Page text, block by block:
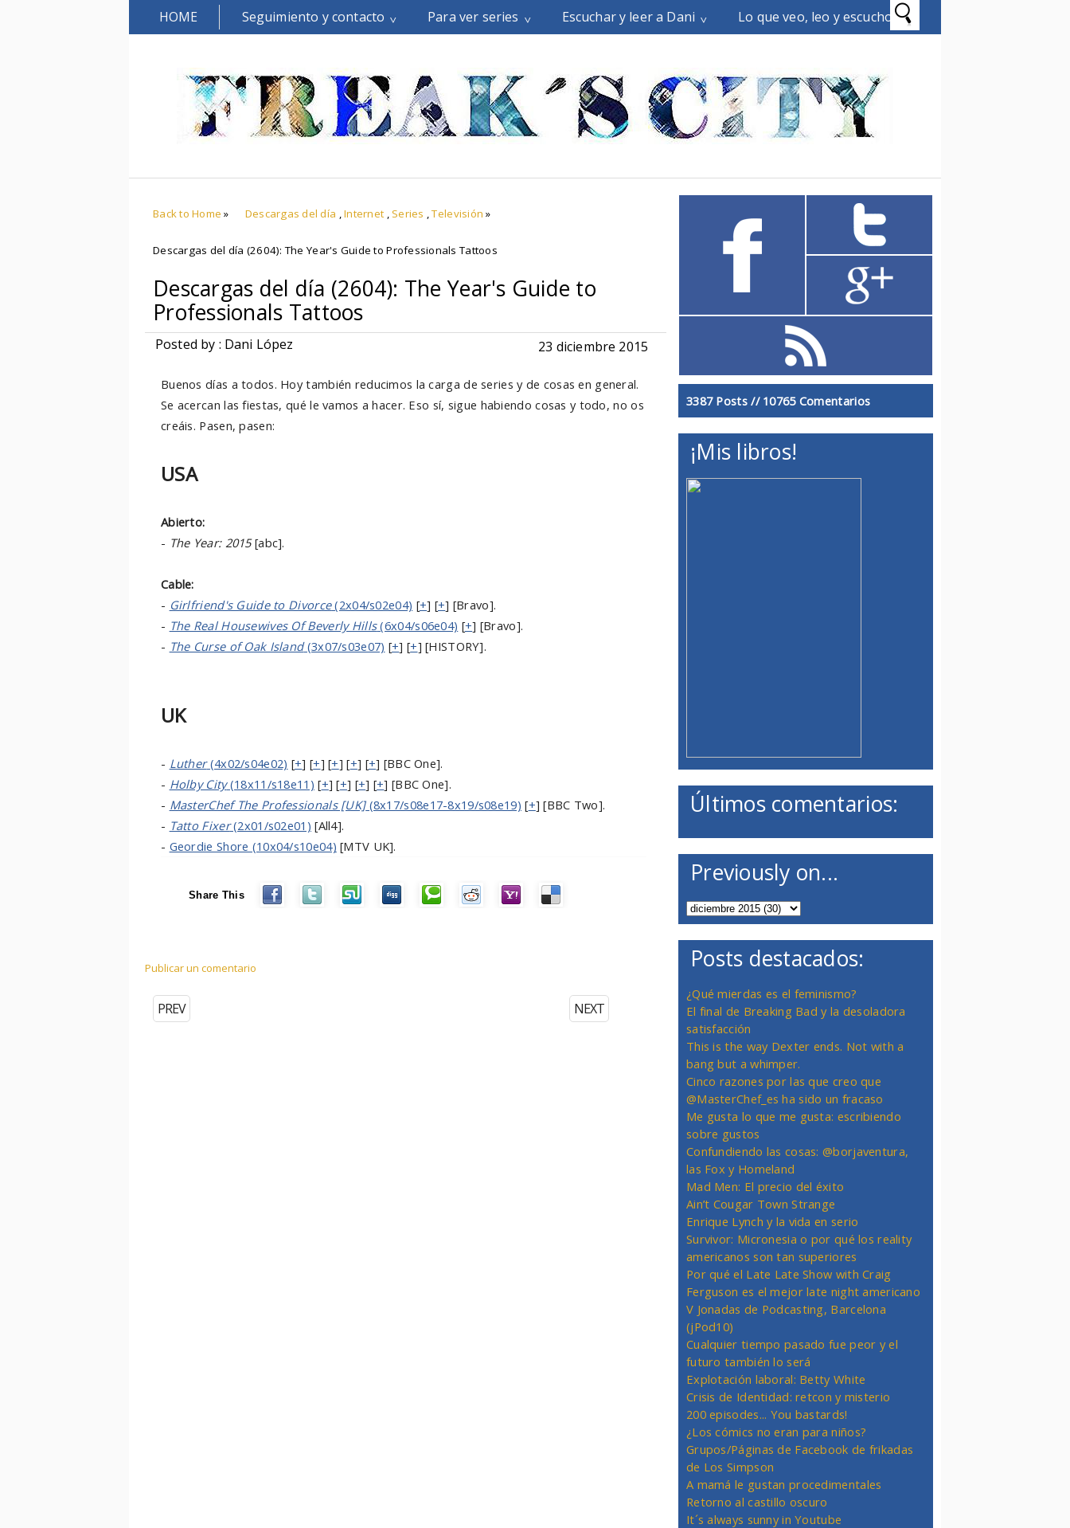
HOME Seguimiento y contacto Para ver series Escuchar y leer a Dani Lo que veo, leo y escucho
Back to Home » Descargas del día ,Internet , Series ,Televisión »
Descargas del día (2604): The Year's Guide to Professionals Tattoos
Descargas del día (2604): The Year's Guide to
Professionals Tattoos
Posted by : Dani López 23 diciembre 2015
Buenos días a todos. Hoy también reducimos la carga de series y de cosas en general.
Se acercan las fiestas, qué le vamos a hacer. Eso sí, sigue habiendo cosas y todo, no os
creáis. Pasen, pasen:
USA
Abierto:
- The Year: 2015[abc].
Cable:
- Girlfriend's Guide to Divorce(2x04/s02e04) [+] [+] [Bravo].
- The Real Housewives Of Beverly Hills(6x04/s06e04) [+] [Bravo].
- The Curse of Oak Island(3x07/s03e07) [+] [+] [HISTORY].
UK
- Luther(4x02/s04e02) [+] [+] [+] [+] [+] [BBC One].
- Holby City(18x11/s18e11) [+] [+] [+] [+] [BBC One].
- MasterChef The Professionals [UK](8x17/s08e17-8x19/s08e19) [+] [BBC Two].
- Tatto Fixer(2x01/s02e01) [All4].
- Geordie Shore (10x04/s10e04) [MTV UK].
Share This
Publicar un comentario
NEXT
PREV
3387 Posts // 10765 Comentarios
¡Mis libros!
Últimos comentarios:
Previously on...
Posts destacados:
¿Qué mierdas es el feminismo?
El final de Breaking Bad y la desoladora
satisfacción
This is the way Dexter ends. Not with a
bang but a whimper.
Cinco razones por las que creo que
@MasterChef_es ha sido un fracaso
Me gusta lo que me gusta: escribiendo
sobre gustos
Confundiendo las cosas: @borjaventura,
las Fox y Homeland
Mad Men: El precio del éxito
Ain’t Cougar Town Strange
Enrique Lynch y la vida en serio
Survivor: Micronesia o por qué los reality
americanos son tan superiores
Por qué el Late Late Show with Craig
Ferguson es el mejor late night americano
V Jonadas de Podcasting, Barcelona
(jPod10)
Cualquier tiempo pasado fue peor y el
futuro también lo será
Explotación laboral: Betty White
Crisis de Identidad: retcon y misterio
200 episodes... You bastards!
¿Los cómics no eran para niños?
Grupos/Páginas de Facebook de frikadas
de Los Simpson
A mamá le gustan procedimentales
Retorno al castillo oscuro
It´s always sunny in Youtube